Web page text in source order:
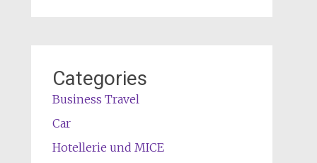
Categories
Business Travel
Car
Hotellerie und MICE